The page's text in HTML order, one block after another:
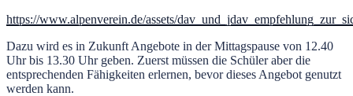
https://www.alpenverein.de/assets/
Dazu wird es in Zukunft Angebote in der Mittagspause von 12.40
Uhr bis 13.30 Uhr geben. Zuerst müssen die Schüler aber die
entsprechenden Fähigkeiten erlernen, bevor dieses Angebot genutzt
werden kann.